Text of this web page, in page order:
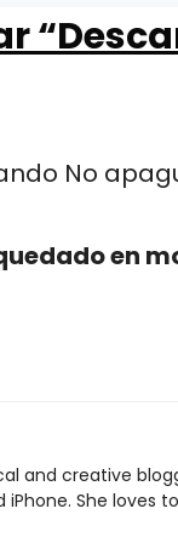
en
and creative
iPhone. She